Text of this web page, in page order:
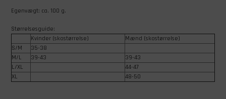
Egenvægt: ca. 100 g.
Størrelsesguide:
Kvinder (skostørrelse)
Mænd (skostørrelse)
S/M
35-38
M/L
39-43
39-43
L/XL
44-47
XL
48-50